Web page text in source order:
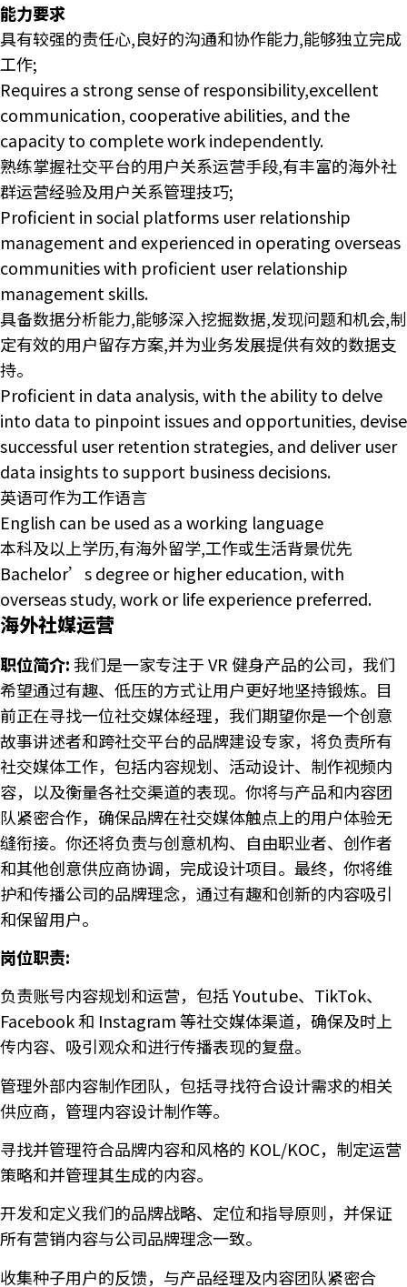
能力要求
具有较强的责任心,良好的沟通和协作能力,能够独立完成
工作;
Requires a strong sense of responsibility,excellent
communication, cooperative abilities, and the
capacity to complete work independently.
熟练掌握社交平台的用户关系运营手段,有丰富的海外社
群运营经验及用户关系管理技巧;
Proficient in social platforms user relationship
management and experienced in operating overseas
communities with proficient user relationship
management skills.
具备数据分析能力,能够深入挖掘数据,发现问题和机会,制
定有效的用户留存方案,并为业务发展提供有效的数据支
持。
Proficient in data analysis, with the ability to delve
into data to pinpoint issues and opportunities, devise
successful user retention strategies, and deliver user
data insights to support business decisions.
英语可作为工作语言
English can be used as a working language
本科及以上学历,有海外留学,工作或生活背景优先
Bachelor’s degree or higher education, with
overseas study, work or life experience preferred.
海外社媒运营
职位简介:我们是一家专注于 VR 健身产品的公司，我们
希望通过有趣、低压的方式让用户更好地坚持锻炼。目
前正在寻找一位社交媒体经理，我们期望你是一个创意
故事讲述者和跨社交平台的品牌建设专家，将负责所有
社交媒体工作，包括内容规划、活动设计、制作视频内
容，以及衡量各社交渠道的表现。你将与产品和内容团
队紧密合作，确保品牌在社交媒体触点上的用户体验无
缝衔接。你还将负责与创意机构、自由职业者、创作者
和其他创意供应商协调，完成设计项目。最终，你将维
护和传播公司的品牌理念，通过有趣和创新的内容吸引
和保留用户。
岗位职责:
负责账号内容规划和运营，包括 Youtube、TikTok、
Facebook 和 Instagram 等社交媒体渠道，确保及时上
传内容、吸引观众和进行传播表现的复盘。
管理外部内容制作团队，包括寻找符合设计需求的相关
供应商，管理内容设计制作等。
寻找并管理符合品牌内容和风格的 KOL/KOC，制定运营
策略和并管理其生成的内容。
开发和定义我们的品牌战略、定位和指导原则，并保证
所有营销内容与公司品牌理念一致。
收集种子用户的反馈，与产品经理及内容团队紧密合